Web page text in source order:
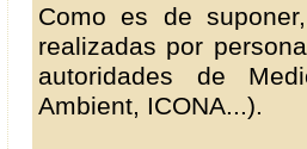
Como es de
realizadas por
autoridades de
Ambient, ICONA...).